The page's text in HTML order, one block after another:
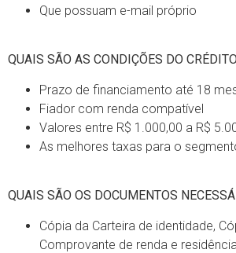
Que possuam e-mail próprio
QUAIS SÃO AS CONDIÇÕES DO
Prazo de financiamento até 18
Fiador com renda compatível
Valores entre R$ 1.000,00 a R$
As melhores taxas para o
QUAIS SÃO OS DOCUMENTOS
Cópia da Carteira de identidade,
Comprovante de renda e